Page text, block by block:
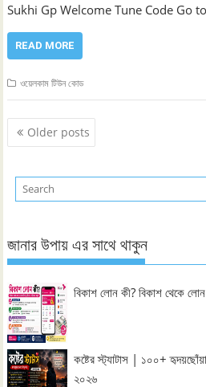
Sukhi Gp Welcome Tune Code Go
READ MORE
ওয়েলকাম টিউন কোড
Posts
navigation
Older posts
জানার উপায় এর সাথে থাকুন
বিকাশ লোন কী? বিকাশ থেকে
কষ্টের স্ট্যাটাস | ১০০+
২০২৬